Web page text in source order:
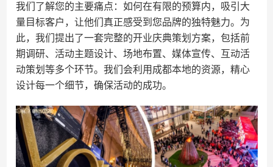
我们了解您的主要痛点：如何在有限的预算内，吸引大
量目标客户，让他们真正感受到您品牌的独特魅力。为
此，我们提出了一套完整的开业庆典策划方案，包括前
期调研、活动主题设计、场地布置、媒体宣传、互动活
动策划等多个环节。我们会利用成都本地的资源，精心
设计每一个细节，确保活动的成功。